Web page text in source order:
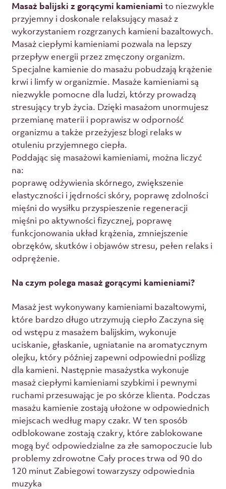
Masaż balijski z gorącymi kamieniami to niezwykle
przyjemny i doskonale relaksujący masaż z
wykorzystaniem rozgrzanych kamieni bazaltowych.
Masaż ciepłymi kamieniami pozwala na lepszy
przepływ energii przez zmęczony organizm.
Specjalne kamienie do masażu pobudzają krążenie
krwi i limfy w organizmie. Masaże kamieniami są
niezwykle pomocne dla ludzi, którzy prowadzą
stresujący tryb życia. Dzięki masażom unormujesz
przemianę materii i poprawisz w odporność
organizmu a także przeżyjesz blogi relaks w
otuleniu przyjemnego ciepła.
Poddając się masażowi kamieniami, można liczyć
na:
poprawę odżywienia skórnego, zwiększenie
elastyczności i jędrności skóry, poprawę zdolności
mięśni do wysiłku przyspieszenie regeneracji
mięśni po aktywności fizycznej, poprawę
funkcjonowania układ krążenia, zmniejszenie
obrzęków, skutków i objawów stresu, pełen relaks i
odprężenie.
Na czym polega masaż gorącymi kamieniami?
Masaż jest wykonywany kamieniami bazaltowymi,
które bardzo długo utrzymują ciepło Zaczyna się
od wstępu z masażem balijskim, wykonuje
uciskanie, głaskanie, ugniatanie na aromatycznym
olejku, który później zapewni odpowiedni poślizg
dla kamieni. Następnie masażystka wykonuje
masaż ciepłymi kamieniami szybkimi i pewnymi
ruchami przesuwając je po skórze klienta. Podczas
masażu kamienie zostają ułożone w odpowiednich
miejscach według mapy czakr. W ten sposób
odblokowane zostają czakry, które zablokowane
mogą być odpowiedzialne za złe samopoczucie lub
problemy zdrowotne Cały proces trwa od 90 do
120 minut Zabiegowi towarzyszy odpowiednia
muzyka